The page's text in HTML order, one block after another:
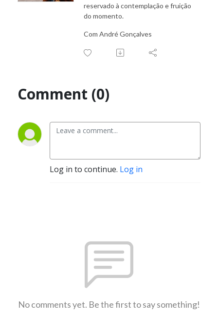
reservado à contemplação e fruição
do momento.
Com André Gonçalves
Comment (0)
Log in to continue. Log in
No comments yet. Be the first to say something!